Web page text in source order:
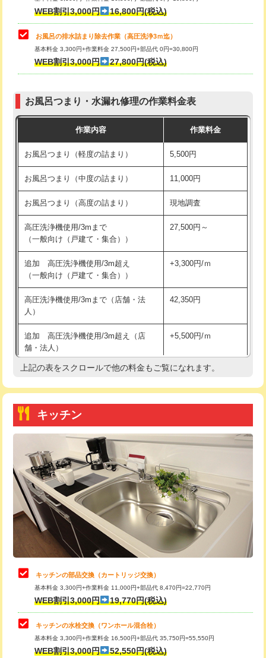
小便器トイレ脱着
その他部品の脱着 8,800円～
交換・取付（タンク）
交換・取付（普通便座） 11,000円+材料費
交換・取付（温水洗浄便座） 16,500円+材料費
交換・取付(単水栓（壁付・デッキ
式）)
13,200円+材料費
交換・取付(混合水栓（壁付・デッキ
式・ワンホール）)
16,500円+材料費
交換・取付(排水栓・排水トラップ
（P/S/ポップアップ））
22,000円+材料費
交換・取付（その他部品） 11,000円+材料費
持込商品取付（単水栓） 13,200円
持込商品取付（混合水栓）
持込商品取付（浄水器・分岐水栓） 16,500円
持込商品取付（温水洗浄便座） 22,000円
持込商品取付（普通便座⇔温水洗浄便
22,000円
給水管工事※（ホール加工)
給水管工事※（バンド止め) 3,300円
給水管工事※（支持金具設置) 5,500円
給水管工事※（保温材使用（バンド止
め込み）)
5,500円
給水管工事※（土の掘削・埋め戻し作
11,000円
給水管工事※（塩ビ管（VP・HI）使
用/3ｍまで)
給水管工事※（塩ビ管（VP・HI）使
用（追加）/3ｍ超え)
給水管工事※（ライニング鋼管・銅
管・ポリ管・HT管使用/3ｍまで)
44,000円
WEB割引3,000円 16,800円(税込)
お風呂の排水詰まり除去作業（高圧洗浄3ｍ迄）
基本料金 3,300円+作業料金 27,500円+部品代 0円=30,800円
WEB割引3,000円 27,800円(税込)
お風呂つまり・水漏れ修理の作業料金表
作業内容 作業料金
お風呂つまり（軽度の詰まり） 5,500円
お風呂つまり（中度の詰まり） 11,000円
お風呂つまり（高度の詰まり） 現地調査
高圧洗浄機使用/3mまで
（一般向け（戸建て・集合））
27,500円～
追加 高圧洗浄機使用/3m超え
（一般向け（戸建て・集合））
+3,300円/ｍ
高圧洗浄機使用/3mまで（店舗・法
人）
42,350円
追加 高圧洗浄機使用/3m超え（店
舗・法人）
+5,500円/ｍ
高度高圧洗浄換 現地調査
トーラー機使用/3mまで
追加トーラー機使用/3m超え +3,300円
カメラ調査 33,000円
桝清掃 8,800円
止水・漏水調査・防水処理・清掃・修
理・調整・分解・加工など（軽作業）
11,000円
止水・漏水調査・防水処理・清掃・修
理・調整・分解・加工など（中作業）
22,000円
止水・漏水調査・防水処理・清掃・修
理・調整・分解・加工など（重作業）
33,000円
お風呂タンク脱着
その他部品の脱着
上記の表をスクロールで他の料金もご覧になれます。
キッチン
キッチンの部品交換（カートリッジ交換）
基本料金 3,300円+作業料金 11,000円+部品代 8,470円=22,770円
WEB割引3,000円 19,770円(税込)
キッチンの水栓交換（ワンホール混合栓）
基本料金 3,300円+作業料金 16,500円+部品代 35,750円=55,550円
WEB割引3,000円 52,550円(税込)